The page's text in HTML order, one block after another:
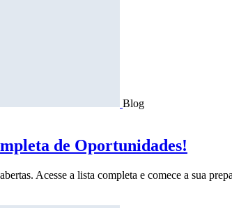
Blog
de Oportunidades!
Acesse a lista completa e comece a sua